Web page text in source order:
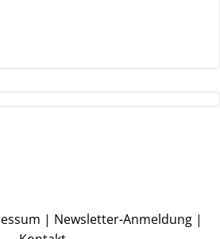
| Newsletter-Anmeldung|